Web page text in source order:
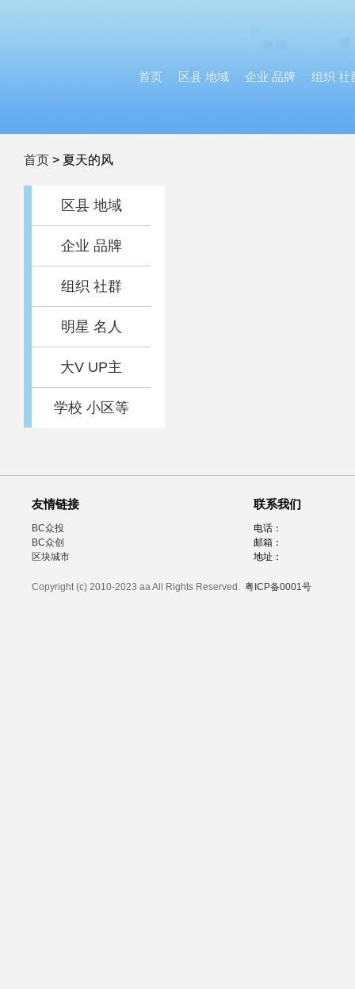
首页 区县 地域 企业 品牌 组织 社
首页 > 夏天的风
区县 地域
企业 品牌
组织 社群
明星 名人
大V UP主
学校 小区等
友情链接
BC众投
BC众创
区块城市
联系我们
电话：
邮箱：
地址：
Copyright (c) 2010-2023 aa All Rights Reserved. 粤ICP备0001号